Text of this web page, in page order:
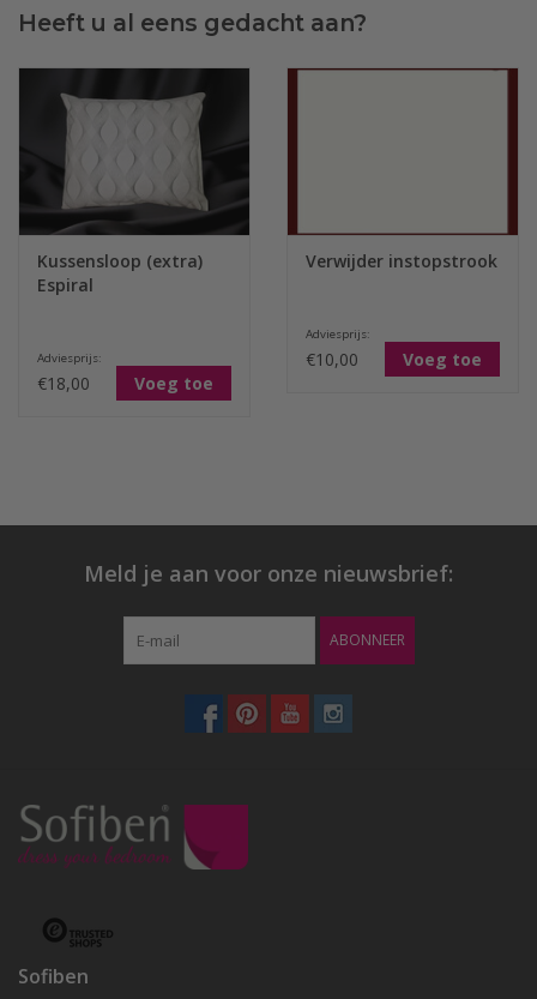
Heeft u al eens gedacht aan?
Kussensloop (extra)
Espiral
Adviesprijs:
€18,00 Voeg toe
Verwijder instopstrook
Adviesprijs:
€10,00 Voeg toe
Meld je aan voor onze nieuwsbrief:
ABONNEER
Sofiben